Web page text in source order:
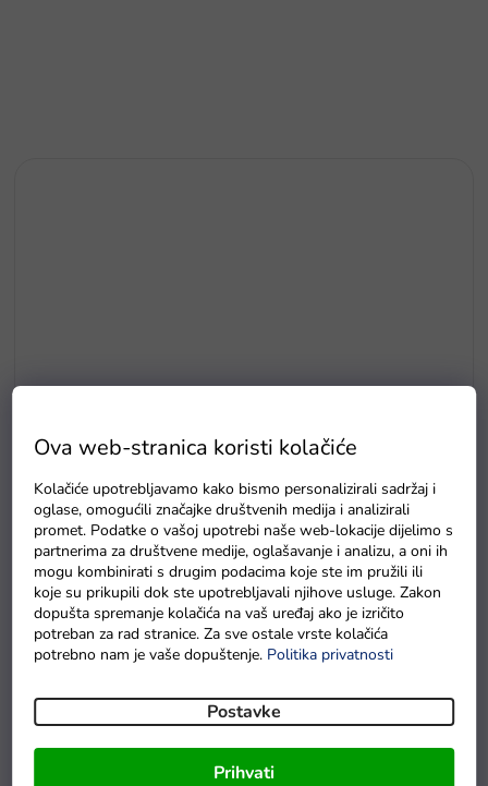
Ova web-stranica koristi kolačiće
Kolačiće upotrebljavamo kako bismo personalizirali sadržaj i
oglase, omogućili značajke društvenih medija i analizirali
promet. Podatke o vašoj upotrebi naše web-lokacije dijelimo s
partnerima za društvene medije, oglašavanje i analizu, a oni ih
mogu kombinirati s drugim podacima koje ste im pružili ili
koje su prikupili dok ste upotrebljavali njihove usluge. Zakon
dopušta spremanje kolačića na vaš uređaj ako je izričito
potreban za rad stranice. Za sve ostale vrste kolačića
potrebno nam je vaše dopuštenje. Politika privatnosti
Postavke
Prihvati
E5
Drvene puzzle s brojevima magnetna šipka i ribice
Na zalihama